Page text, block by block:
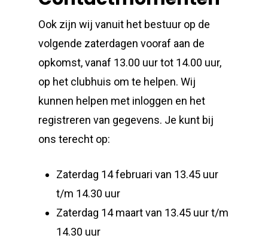
Ook zijn wij vanuit het bestuur op de
volgende zaterdagen vooraf aan de
opkomst, vanaf 13.00 uur tot 14.00 uur,
op het clubhuis om te helpen. Wij
kunnen helpen met inloggen en het
registreren van gegevens. Je kunt bij
ons terecht op:
Zaterdag 14 februari van 13.45 uur
t/m 14.30 uur
Zaterdag 14 maart van 13.45 uur t/m
14.30 uur